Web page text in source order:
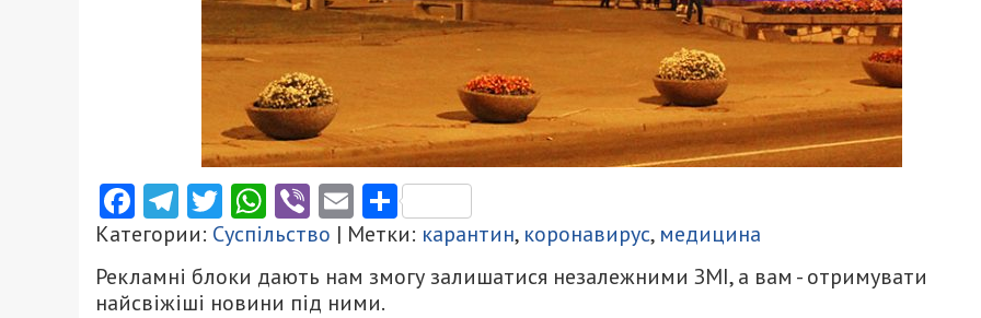
Facebook
Telegram
Twitter
WhatsApp
ViberEmailПоділитися
Категории: Суспільство | Метки: карантин, коронавирус, медицина
Рекламні блоки дають нам змогу залишатися незалежними ЗМІ, а вам - отримувати
найсвіжіші новини під ними.